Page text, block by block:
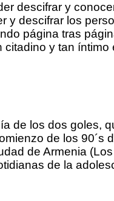
descifrar y
y descifrar los
página tras
y tan
de los dos goles,
de los
de Armenia
de la